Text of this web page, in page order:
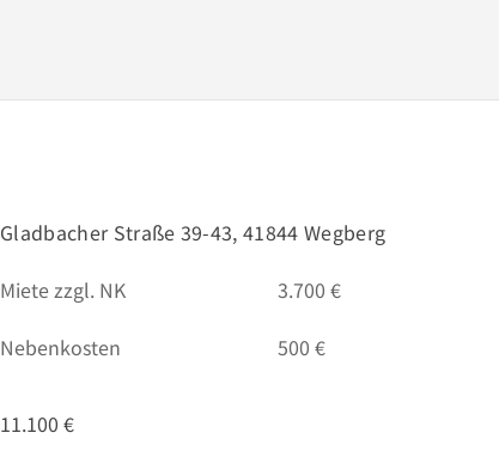
Gladbacher Straße 39-43, 41844 Wegberg
Miete zzgl. NK
3.700 €
Nebenkosten
500 €
11.100 €